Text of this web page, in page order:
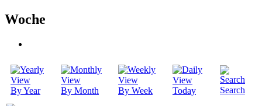
Woche
By Year By Month By Week Today Search